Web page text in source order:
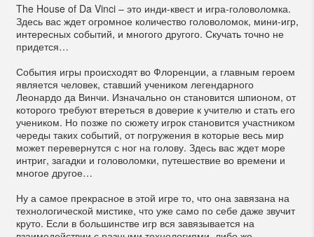
The House of Da Vinci – это инди-квест и игра-головоломка.
Здесь вас ждет огромное количество головоломок, мини-игр,
интересных событий, и многого другого. Скучать точно не
придется…
События игры происходят во Флоренции, а главным героем
является человек, ставший учеником легендарного
Леонардо да Винчи. Изначально он становится шпионом, от
которого требуют втереться в доверие к учителю и стать его
учеником. Но позже по сюжету игрок становится участником
череды таких событий, от погружения в которые весь мир
может перевернутся с ног на голову. Здесь вас ждет море
интриг, загадки и головоломки, путешествие во времени и
многое другое…
Ну а самое прекрасное в этой игре то, что она завязана на
технологической мистике, что уже само по себе даже звучит
круто. Если в большинстве игр вся завязывается на